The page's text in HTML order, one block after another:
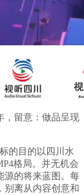
，留意：做品呈现
的目的以四川水
格局。并无机会
源的将来蓝图。每
别离从内容创意和